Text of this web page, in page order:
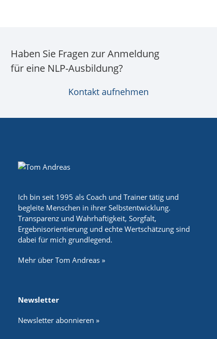
Haben Sie Fragen zur Anmeldung
für eine NLP-Ausbildung?
Kontakt aufnehmen
Ich bin seit 1995 als Coach und Trainer tätig und
begleite Menschen in ihrer Selbstentwicklung.
Transparenz und Wahrhaftigkeit, Sorgfalt,
Ergebnisorientierung und echte Wertschätzung sind
dabei für mich grundlegend.
Mehr über Tom Andreas »
Newsletter
Newsletter abonnieren »